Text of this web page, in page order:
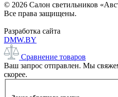
© 2026 Салон светильников
Все права защищены.
Разработка сайта
DMW.BY
Сравнение товаров
Ваш запрос отправлен. Мы
скорее.